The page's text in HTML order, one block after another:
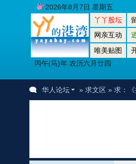
丫丫股坛
网亲互动
唯美贴图
丙午(马)年 农历六月廿四
2026年8月7日 星期五
华人论坛 » 求文区» 求：《